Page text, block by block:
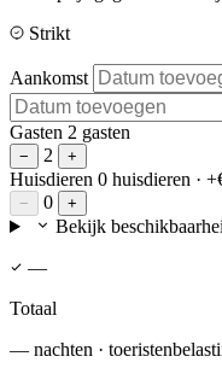
Strikt
Aankomst
Gasten 2 gasten
− 2 +
Huisdieren 0 huisdieren ·
− 0 +
Bekijk
—
Totaal
— nachten ·